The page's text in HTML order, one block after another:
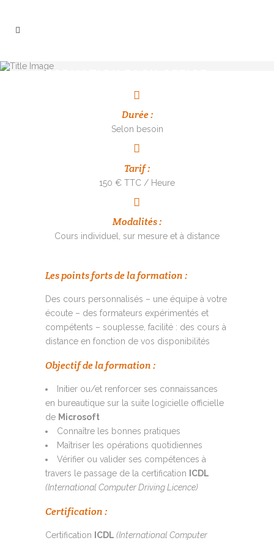
FORMATION PACK OFFICE
Durée :
Selon besoin
Tarif :
150 € TTC / Heure
Modalités :
Cours individuel, sur mesure et à distance
Les points forts de la formation :
Des cours personnalisés – une équipe à votre
écoute – des formateurs expérimentés et
compétents – souplesse, facilité : des cours à
distance en fonction de vos disponibilités
Objectif de la formation :
Initier ou/et renforcer ses connaissances
en bureautique sur la suite logicielle officielle
de Microsoft
Connaître les bonnes pratiques
Maîtriser les opérations quotidiennes
Vérifier ou valider ses compétences à
travers le passage de la certification
ICDL
(International Computer Driving Licence)
Certification :
Certification ICDL (International Computer